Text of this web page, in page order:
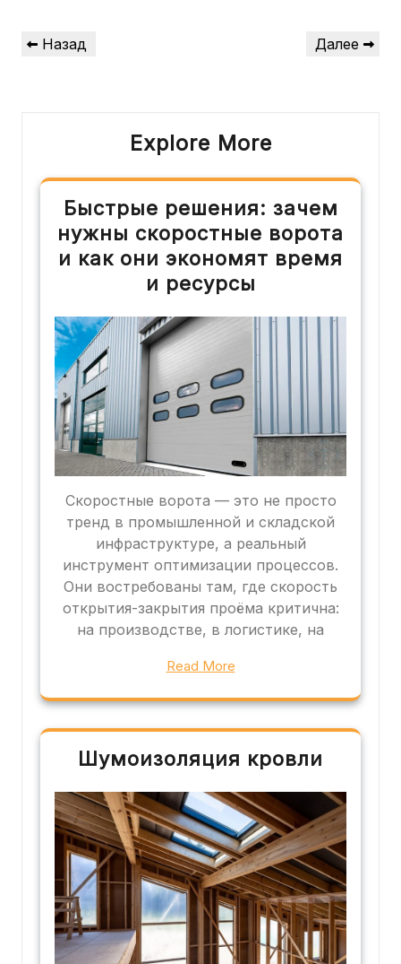
Навигация
по
Предыдущая
Назад
Следующая
Далее
Explore More
Быстрые решения: зачем
нужны скоростные ворота
и как они экономят время
и ресурсы
Скоростные ворота — это не просто
тренд в промышленной и складской
инфраструктуре, а реальный
инструмент оптимизации процессов.
Они востребованы там, где скорость
открытия-закрытия проёма критична:
на производстве, в логистике, на
Read More
Шумоизоляция кровли